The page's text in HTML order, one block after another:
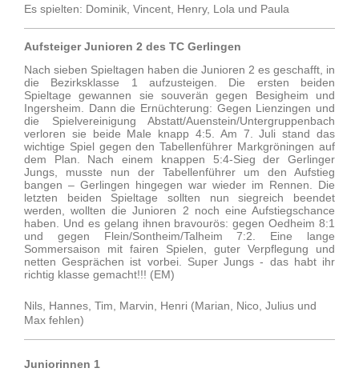
Es spielten: Dominik, Vincent, Henry, Lola und Paula
Aufsteiger Junioren 2 des TC Gerlingen
Nach sieben Spieltagen haben die Junioren 2 es geschafft, in
die Bezirksklasse 1 aufzusteigen. Die ersten beiden
Spieltage gewannen sie souverän gegen Besigheim und
Ingersheim. Dann die Ernüchterung: Gegen Lienzingen und
die Spielvereinigung Abstatt/Auenstein/Untergruppenbach
verloren sie beide Male knapp 4:5. Am 7. Juli stand das
wichtige Spiel gegen den Tabellenführer Markgröningen auf
dem Plan. Nach einem knappen 5:4-Sieg der Gerlinger
Jungs, musste nun der Tabellenführer um den Aufstieg
bangen – Gerlingen hingegen war wieder im Rennen. Die
letzten beiden Spieltage sollten nun siegreich beendet
werden, wollten die Junioren 2 noch eine Aufstiegschance
haben. Und es gelang ihnen bravourös: gegen Oedheim 8:1
und gegen Flein/Sontheim/Talheim 7:2. Eine lange
Sommersaison mit fairen Spielen, guter Verpflegung und
netten Gesprächen ist vorbei. Super Jungs - das habt ihr
richtig klasse gemacht!!! (EM)
Nils, Hannes, Tim, Marvin, Henri (Marian, Nico, Julius und
Max fehlen)
Juniorinnen 1